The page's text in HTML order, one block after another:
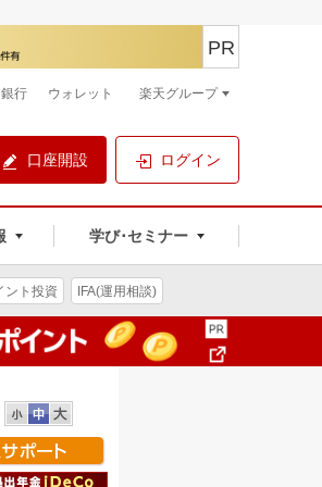
口座開設 ログイン
学び･セミナー
PR
銀行 ウォレット 楽天グループ
ント投資 IFA(運用相談)